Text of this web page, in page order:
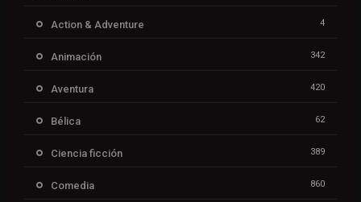
Action & Adventure 4
Animación 342
Aventura 420
Bélica 62
Ciencia ficción 389
Comedia 860